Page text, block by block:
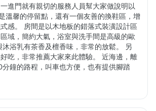
進門就有親切的服務人員幫大家做說明以
溫馨的停留點，還有一個友善的換鞋區，增
感。 房間是以木地板的錯落式裝潢設計區
域，簡約大氣，浴室與洗手間是高級的歐
浴乳有茶香及檀香味，非常的放鬆。 另
吃，非常推薦大家來此體驗。 近海邊，離
鐘的路程，叫車也方便，也有提供腳踏